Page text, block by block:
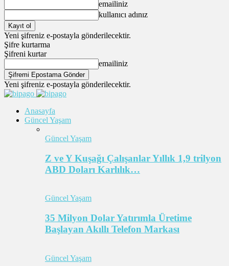
emailiniz
kullanıcı adınız
Yeni şifreniz e-postayla gönderilecektir.
Şifre kurtarma
Şifreni kurtar
emailiniz
Yeni şifreniz e-postayla gönderilecektir.
Anasayfa
Güncel Yaşam
Güncel Yaşam
Z ve Y Kuşağı Çalışanlar Yıllık 1,9 trilyon
ABD Doları Karlılık…
Güncel Yaşam
35 Milyon Dolar Yatırımla Üretime
Başlayan Akıllı Telefon Markası
Güncel Yaşam